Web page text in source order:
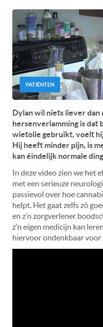
PATIËNTEN
Dylan wil niets liever dan
hersenverlamming is dat
wietolie gebruikt, voelt
Hij heeft minder pijn, is
kan éindelijk normale
In deze video zien we het
met een serieuze
passievol over hoe
helpt. Het gaat zelfs zó
en z’n zorgverlener
z’n eigen medicijn kan
hiervoor ondenkbaar voor